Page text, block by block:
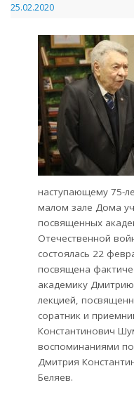
25.02.2020
наступающему 75-
малом зале Дома
посвященных
Отечественной
состоялась 22
посвящена
академику
лекцией,
соратник и
Константинович
воспоминаниями
Дмитрия
Беляев.